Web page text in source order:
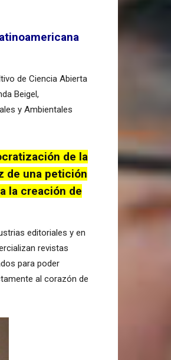
de Ciencia Abierta
Beigel,
y Ambientales
de la
de una petición
la creación de
editoriales y en
revistas
para poder
al corazón de